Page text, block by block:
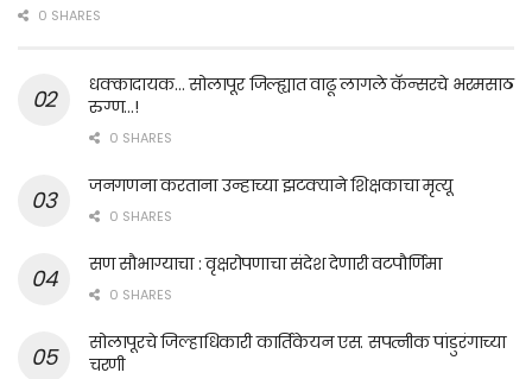
0 SHARES
धक्कादायक… सोलापूर जिल्ह्यात वाढू लागले कॅन्सरचे भरमसाठ
रुग्ण…!
0 SHARES
जनगणना करताना उन्हाच्या झटक्याने शिक्षकाचा मृत्यू
0 SHARES
सण सौभाग्याचा : वृक्षरोपणाचा संदेश देणारी वटपौर्णिमा
0 SHARES
सोलापूरचे जिल्हाधिकारी कार्तिकेयन एस. सपत्नीक पांडुरंगाच्या
चरणी